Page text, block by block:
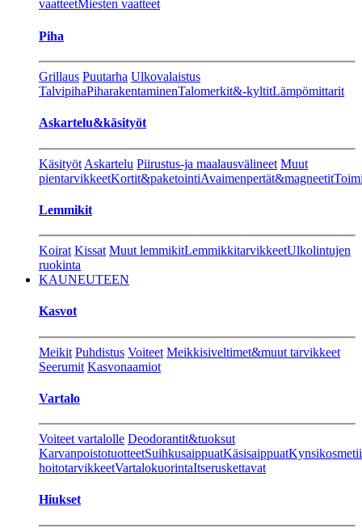
vaatteetMiesten vaatteet
Piha
Grillaus Puutarha Ulkovalaistus
TalvipihaPiharakentaminenTalomerkit&-kyltitLämpömittarit
Askartelu&käsityöt
Käsityöt Askartelu Piirustus-ja maalausvälineet Muut
pientarvikkeetKortit&paketointiAvaimenpertät&magneetit
Lemmikit
Koirat Kissat Muut lemmikitLemmikkitarvikkeetUlkolintujen
ruokinta
KAUNEUTEEN
Kasvot
Meikit Puhdistus Voiteet Meikkisiveltimet&muut tarvikkeet
Seerumit Kasvonaamiot
Vartalo
Voiteet vartalolle Deodorantit&tuoksut
KarvanpoistotuotteetSuihkusaippuatKäsisaippuat
hoitotarvikkeetVartalokuorintaItseruskettavat
Hiukset